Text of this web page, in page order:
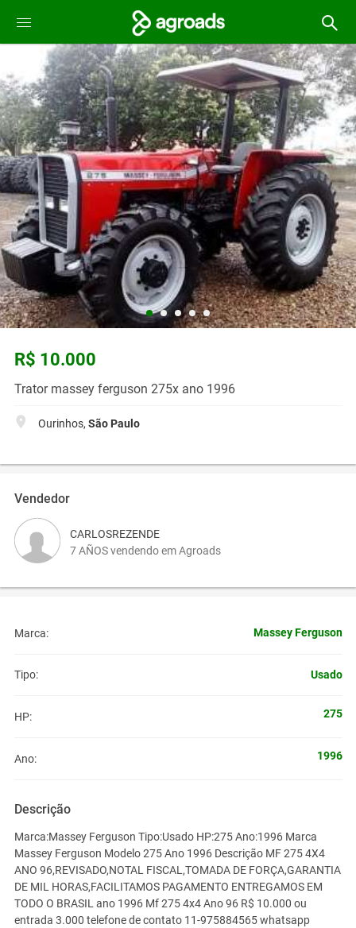
R$ 10.000
Trator massey ferguson 275x ano 1996
Ourinhos, São Paulo
Vendedor
CARLOSREZENDE
7 AÑOS vendendo em Agroads
Marca: Massey Ferguson
Tipo: Usado
HP: 275
Ano: 1996
Descrição
Marca:Massey Ferguson Tipo:Usado HP:275 Ano:1996 Marca
Massey Ferguson Modelo 275 Ano 1996 Descrição MF 275 4X4
ANO 96,REVISADO,NOTAL FISCAL,TOMADA DE FORÇA,GARANTIA
DE MIL HORAS,FACILITAMOS PAGAMENTO ENTREGAMOS EM
TODO O BRASIL ano 1996 Mf 275 4x4 Ano 96 R$ 10.000 ou
entrada 3.000 telefone de contato 11-975884565 whatsapp